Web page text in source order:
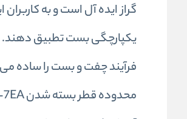
گراز ایده آل است و به
یکپارچگی بست تطبیق دهند.
فرآیند چفت و بست را ساده